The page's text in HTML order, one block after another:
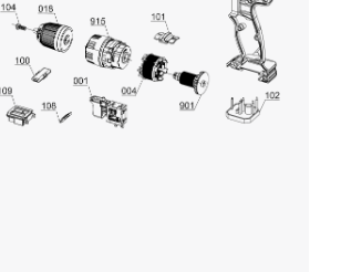
to trackers that are not disclosed to the
visitor. The website owner needs to setup
the site with their CMP to add this content
to the list of technologies used.
Powered byUsercentrics Consent